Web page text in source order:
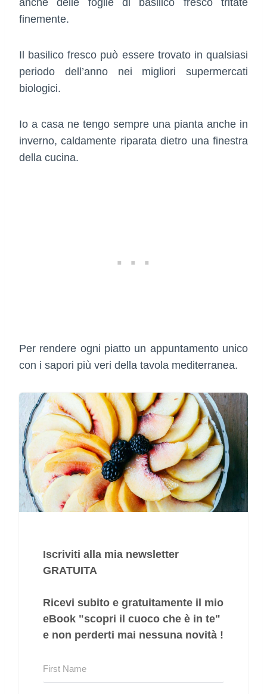
finemente.
Il basilico fresco può essere trovato in qualsiasi
periodo dell’anno nei migliori supermercati
biologici.
Io a casa ne tengo sempre una pianta anche in
inverno, caldamente riparata dietro una finestra
della cucina.
Per rendere ogni piatto un appuntamento unico
con i sapori più veri della tavola mediterranea.
Iscriviti alla mia newsletter
GRATUITA
Ricevi subito e gratuitamente il mio
eBook "scopri il cuoco che è in te"
e non perderti mai nessuna novità !